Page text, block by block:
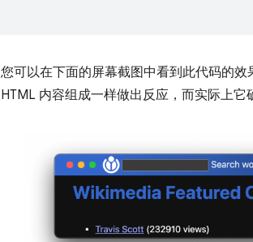
您可以在下面的屏幕截图中看到此代码的
HTML 内容组成一样做出反应，而实际上它